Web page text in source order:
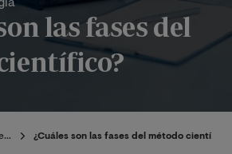
las fases del
Nuestros Expertos ¿Cuáles son las fases del método científico?